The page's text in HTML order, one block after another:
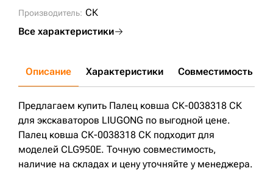
Производитель: СК
Все характеристики
Описание Характеристики Совместимость
Предлагаем купить Палец ковша СК-0038318 СК
для экскаваторов LIUGONG по выгодной цене.
Палец ковша СК-0038318 СК подходит для
моделей CLG950E. Точную совместимость,
наличие на складах и цену уточняйте у менеджера.